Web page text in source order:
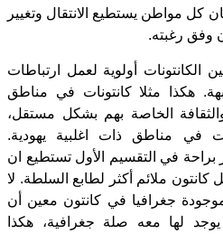
كل مواطن يستطيع الانتقال وتغيير
وفق رغبته.
أولوية لعمل ارتباطات
هكذا مثلا كانتونات في مناطق
والثقافة الخاصة بهم بشكل مستقل،
في مناطق ذات اغلبية يهودية.
براحة في التقسيم الأول تستطيع ان
ملائم أكثر لطابع السلطة. لا
جغرافيا في كانتون معين أن
يوجد لها معه صلة جغرافية، هكذا